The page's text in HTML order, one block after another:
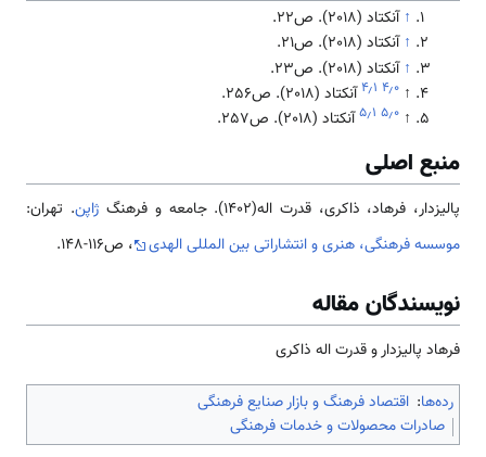
↑ آنکتاد (2018). ص22.
↑ آنکتاد (2018). ص21.
↑ آنکتاد (2018). ص23.
↑ ۴٫۰ ۴٫۱ آنکتاد (2018). ص256.
↑ ۵٫۰ ۵٫۱ آنکتاد (2018). ص257.
منبع اصلی
پالیزدار، فرهاد، ذاکری، قدرت اله(1402). جامعه و فرهنگ ژاپن. تهران:
موسسه فرهنگی، هنری و انتشاراتی بین المللی الهدی
، ص116-148.
نویسندگان مقاله
فرهاد پالیزدار و قدرت اله ذاکری
رده‌ها: اقتصاد فرهنگ و بازار صنایع فرهنگی
صادرات محصولات و خدمات فرهنگی